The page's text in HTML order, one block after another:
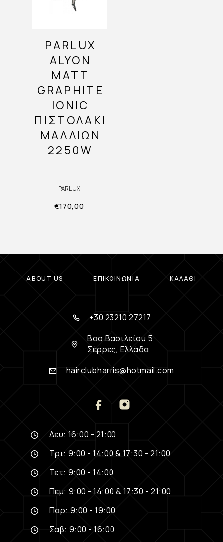
PARLUX
ALYON
MATT
GRAPHITE
IONIC
ΠΙΣΤΟΛΆΚΙ
ΜΑΛΛΙΏΝ
2250W
PARLUX
€170,00
ABOUT US ΕΠΙΚΟΙΝΩΝΊΑ ΚΑΛΆΘΙ
+30 23210 27217
Βασ.Βασιλείου 5
Σέρρες, Ελλάδα
hairclubharris@hotmail.com
Δευ: 16:00 - 21:00
Τρι: 9:00 - 14:00 & 17:30 - 21:00
Τετ: 9:00 - 14:00
Πεμ: 9:00 - 14:00 & 17:30 - 21:00
Παρ: 9:00 - 19:00
Σαβ: 9:00 - 16:00